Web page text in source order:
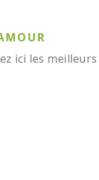
ici les